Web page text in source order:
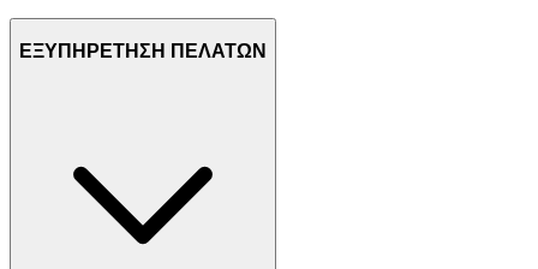
ΕΞΥΠΗΡΕΤΗΣΗ ΠΕΛΑΤΩΝ